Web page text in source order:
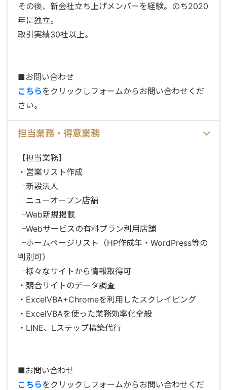
その後、新会社立ち上げメンバーを経験。のち2020
年に独立。
取引実績30社以上。
■お問い合わせ
こちらをクリックしフォームからお問い合わせくだ
さい。
担当業務・得意業務
【担当業務】
・営業リスト作成
└新設法人
└ニューオープン店舗
└Web新規掲載
└Webサービスの有料プラン利用店舗
└ホームページリスト（HP作成年・WordPress等の
判別可）
└様々なサイトから情報取得可
・競合サイトのデータ調査
・ExcelVBA+Chromeを利用したスクレイピング
・ExcelVBAを使った業務効率化全般
・LINE、Lステップ構築代行
■お問い合わせ
こちらをクリックしフォームからお問い合わせくだ